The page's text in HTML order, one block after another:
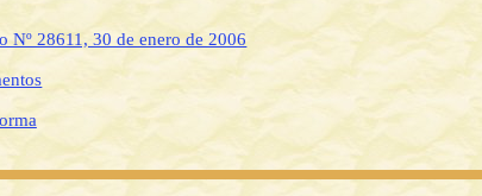
Nº 28611, 30 de enero de 2006